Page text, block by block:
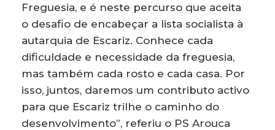
Freguesia, e é neste percurso que aceita
o desafio de encabeçar a lista socialista à
autarquia de Escariz. Conhece cada
dificuldade e necessidade da freguesia,
mas também cada rosto e cada casa. Por
isso, juntos, daremos um contributo activo
para que Escariz trilhe o caminho do
desenvolvimento”, referiu o PS Arouca